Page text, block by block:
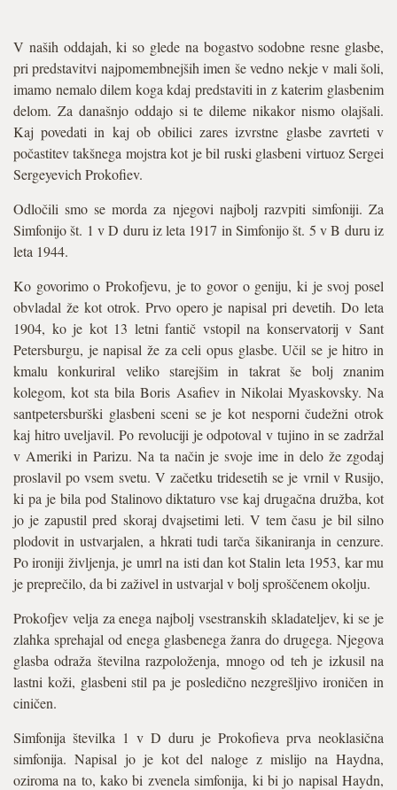
V naših oddajah, ki so glede na bogastvo sodobne resne glasbe,
pri predstavitvi najpomembnejših imen še vedno nekje v mali šoli,
imamo nemalo dilem koga kdaj predstaviti in z katerim glasbenim
delom. Za današnjo oddajo si te dileme nikakor nismo olajšali.
Kaj povedati in kaj ob obilici zares izvrstne glasbe zavrteti v
počastitev takšnega mojstra kot je bil ruski glasbeni virtuoz Sergei
Sergeyevich Prokofiev.
Odločili smo se morda za njegovi najbolj razvpiti simfoniji. Za
Simfonijo št. 1 v D duru iz leta 1917 in Simfonijo št. 5 v B duru iz
leta 1944.
Ko govorimo o Prokofjevu, je to govor o geniju, ki je svoj posel
obvladal že kot otrok. Prvo opero je napisal pri devetih. Do leta
1904, ko je kot 13 letni fantič vstopil na konservatorij v Sant
Petersburgu, je napisal že za celi opus glasbe. Učil se je hitro in
kmalu konkuriral veliko starejšim in takrat še bolj znanim
kolegom, kot sta bila Boris Asafiev in Nikolai Myaskovsky. Na
santpetersburški glasbeni sceni se je kot nesporni čudežni otrok
kaj hitro uveljavil. Po revoluciji je odpotoval v tujino in se zadržal
v Ameriki in Parizu. Na ta način je svoje ime in delo že zgodaj
proslavil po vsem svetu. V začetku tridesetih se je vrnil v Rusijo,
ki pa je bila pod Stalinovo diktaturo vse kaj drugačna družba, kot
jo je zapustil pred skoraj dvajsetimi leti. V tem času je bil silno
plodovit in ustvarjalen, a hkrati tudi tarča šikaniranja in cenzure.
Po ironiji življenja, je umrl na isti dan kot Stalin leta 1953, kar mu
je preprečilo, da bi zaživel in ustvarjal v bolj sproščenem okolju.
Prokofjev velja za enega najbolj vsestranskih skladateljev, ki se je
zlahka sprehajal od enega glasbenega žanra do drugega. Njegova
glasba odraža številna razpoloženja, mnogo od teh je izkusil na
lastni koži, glasbeni stil pa je posledično nezgrešljivo ironičen in
ciničen.
Simfonija številka 1 v D duru je Prokofieva prva neoklasična
simfonija. Napisal jo je kot del naloge z mislijo na Haydna,
oziroma na to, kako bi zvenela simfonija, ki bi jo napisal Haydn,